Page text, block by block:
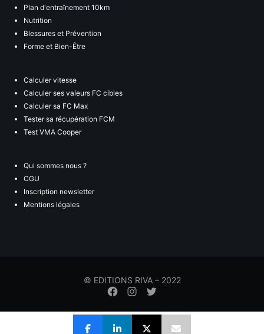
Plan d'entraînement 10km
Nutrition
Blessures et Prévention
Forme et Bien-Être
Calculer vitesse
Calculer ses valeurs FC cibles
Calculer sa FC Max
Tester sa récupération FCM
Test VMA Cooper
Qui sommes nous ?
CGU
Inscription newsletter
Mentions légales
© EDITIONS RIVA – 2022
Élément
menude
de